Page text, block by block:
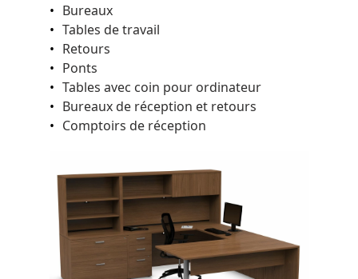
Bureaux
Tables de travail
Retours
Ponts
Tables avec coin pour ordinateur
Bureaux de réception et retours
Comptoirs de réception